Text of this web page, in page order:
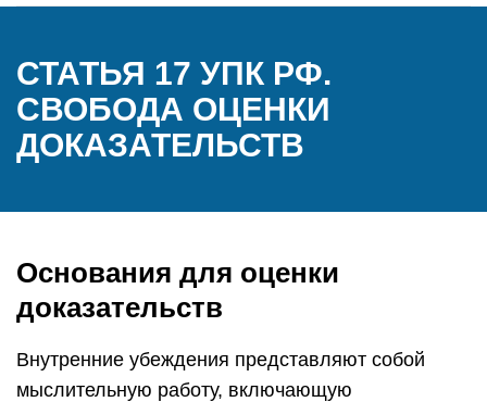
СТАТЬЯ 17 УПК РФ.
СВОБОДА ОЦЕНКИ
ДОКАЗАТЕЛЬСТВ
Основания для оценки
доказательств
Внутренние убеждения представляют собой
мыслительную работу, включающую